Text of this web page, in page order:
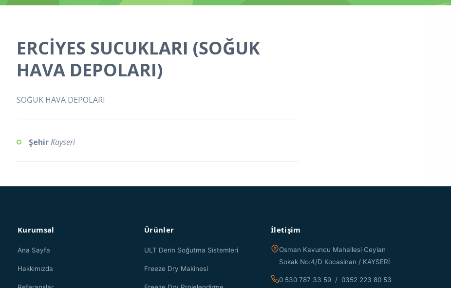
ERCİYES SUCUKLARI (SOĞUK
HAVA DEPOLARI)
SOĞUK HAVA DEPOLARI
ŞehirKayseri
Kurumsal
Ana Sayfa
Hakkımızda
Ürünler
ULT Derin Soğutma Sistemleri
Freeze Dry Makinesi
İletişim
Osman Kavuncu Mahallesi Ceylan
Sokak No:4/D Kocasinan / KAYSERİ
0 530 787 33 59 / 0352 223 80 53